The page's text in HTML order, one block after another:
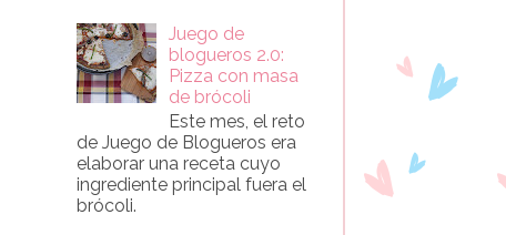
Juego de
blogueros 2.0:
Pizza con masa
de brócoli
Este mes, el reto
de Juego de Blogueros era
elaborar una receta cuyo
ingrediente principal fuera el
brócoli.